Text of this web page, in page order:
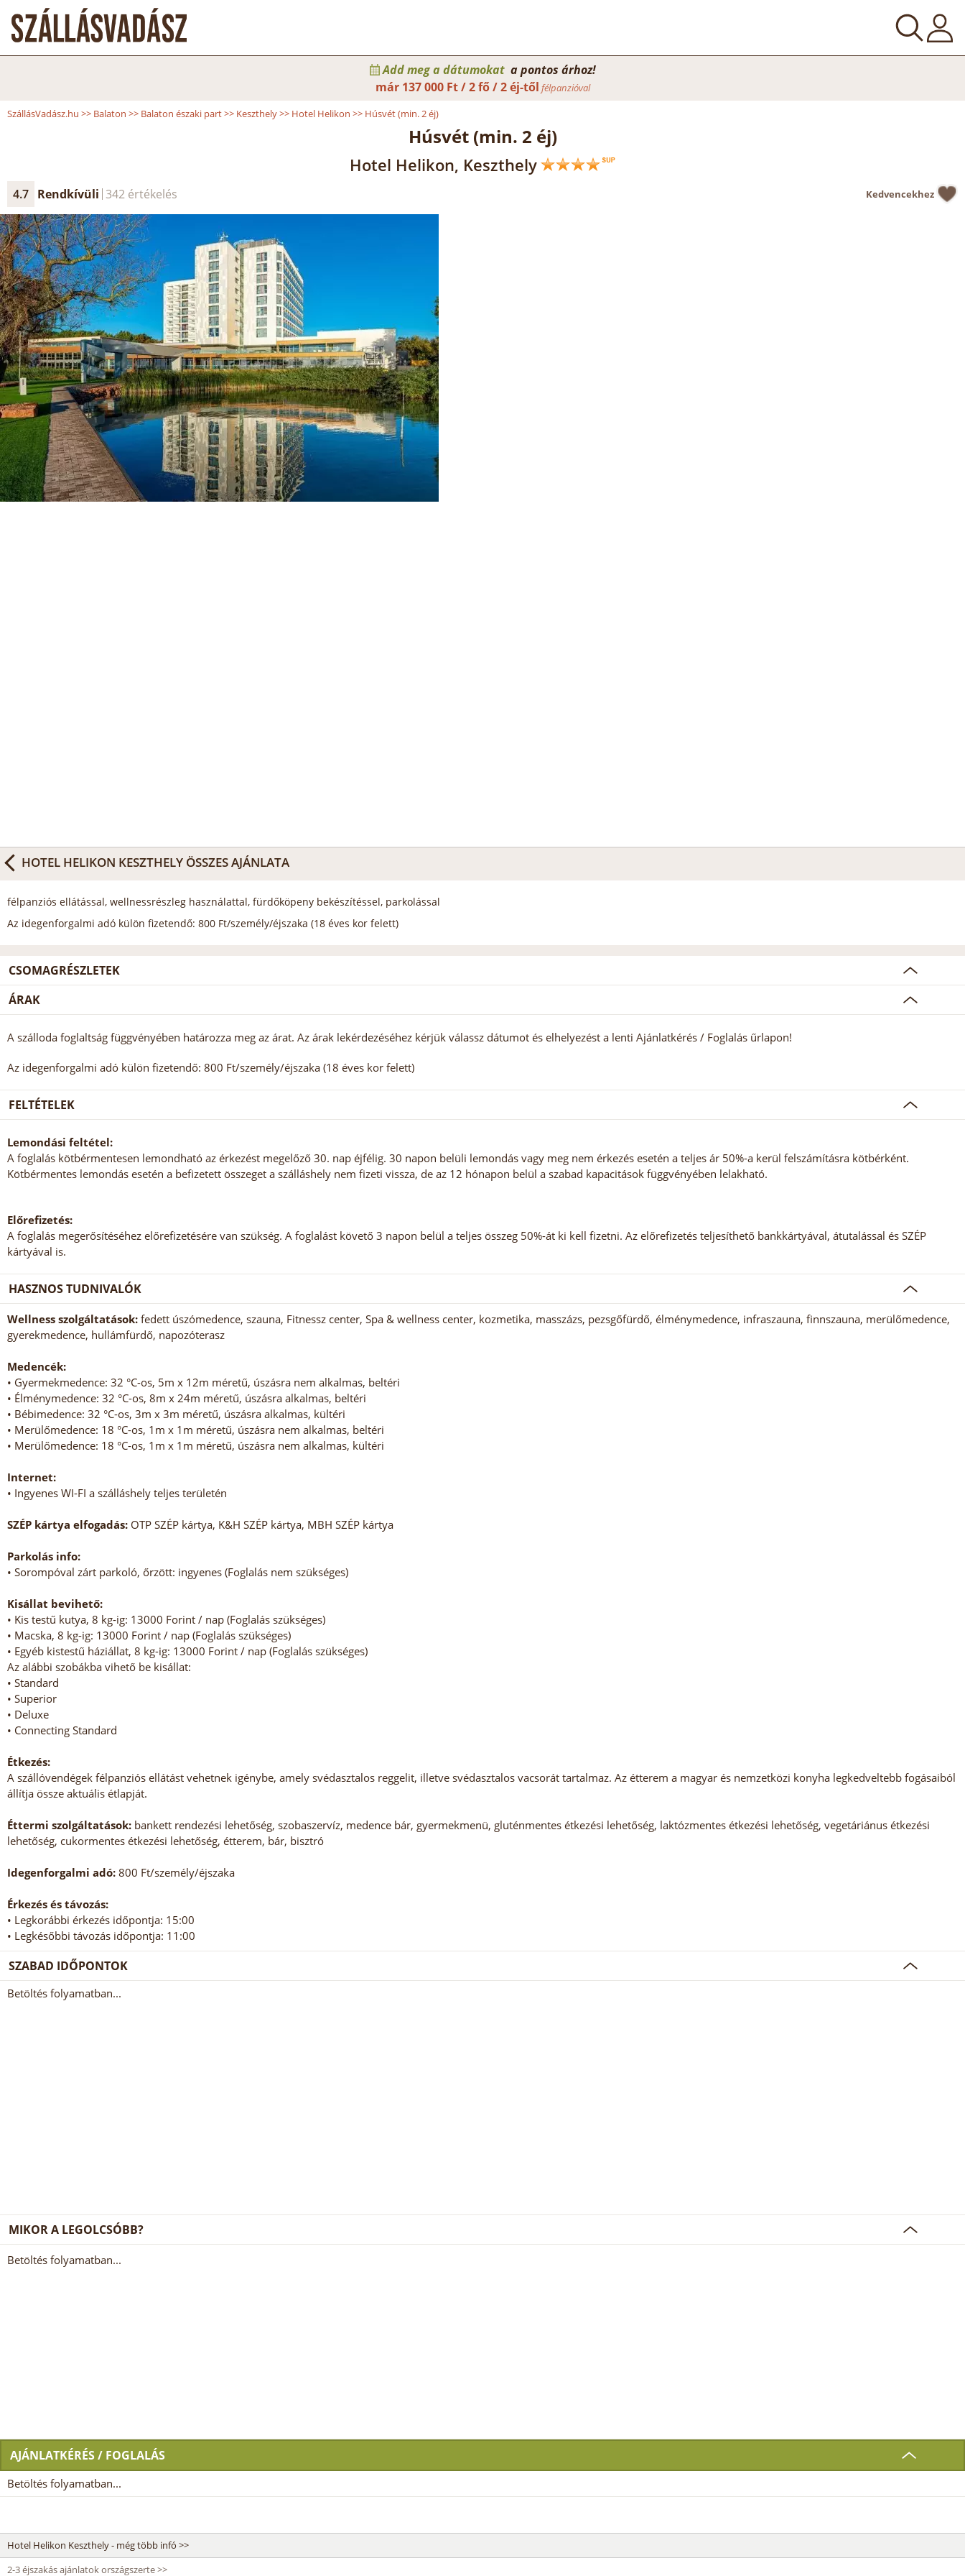
Add meg a dátumokat a pontos árhoz!
már 137 000 Ft / 2 fő / 2 éj-től félpanzióval
SzállásVadász.hu >> Balaton >> Balaton északi part>> Keszthely>> Hotel Helikon >> Húsvét (min. 2 éj)
Húsvét (min. 2 éj)
Hotel Helikon, Keszthely
4.7 Rendkívüli 342 értékelés Kedvencekhez
HOTEL HELIKON KESZTHELY ÖSSZES AJÁNLATA
félpanziós ellátással, wellnessrészleg használattal, fürdőköpeny bekészítéssel, parkolással
Az idegenforgalmi adó külön fizetendő: 800 Ft/személy/éjszaka (18 éves kor felett)
CSOMAGRÉSZLETEK
ÁRAK
A szálloda foglaltság függvényében határozza meg az árat. Az árak lekérdezéséhez kérjük válassz dátumot és elhelyezést a lenti Ajánlatkérés / Foglalás űrlapon!
Az idegenforgalmi adó külön fizetendő: 800 Ft/személy/éjszaka (18 éves kor felett)
FELTÉTELEK
Lemondási feltétel:
A foglalás kötbérmentesen lemondható az érkezést megelőző 30. nap éjfélig. 30 napon belüli lemondás vagy meg nem érkezés esetén a teljes ár 50%-a kerül felszámításra kötbérként.
Kötbérmentes lemondás esetén a befizetett összeget a szálláshely nem fizeti vissza, de az 12 hónapon belül a szabad kapacitások függvényében lelakható.
Előrefizetés:
A foglalás megerősítéséhez előrefizetésére van szükség. A foglalást követő 3 napon belül a teljes összeg 50%-át ki kell fizetni. Az előrefizetés teljesíthető bankkártyával, átutalással és SZÉP
kártyával is.
HASZNOS TUDNIVALÓK
Wellness szolgáltatások: fedett úszómedence, szauna, Fitnessz center, Spa & wellness center, kozmetika, masszázs, pezsgőfürdő, élménymedence, infraszauna, finnszauna, merülőmedence,
gyerekmedence, hullámfürdő, napozóterasz
Medencék:
• Gyermekmedence: 32 °C-os, 5m x 12m méretű, úszásra nem alkalmas, beltéri
• Élménymedence: 32 °C-os, 8m x 24m méretű, úszásra alkalmas, beltéri
• Bébimedence: 32 °C-os, 3m x 3m méretű, úszásra alkalmas, kültéri
• Merülőmedence: 18 °C-os, 1m x 1m méretű, úszásra nem alkalmas, beltéri
• Merülőmedence: 18 °C-os, 1m x 1m méretű, úszásra nem alkalmas, kültéri
Internet:
• Ingyenes WI-FI a szálláshely teljes területén
SZÉP kártya elfogadás: OTP SZÉP kártya, K&H SZÉP kártya, MBH SZÉP kártya
Parkolás info:
• Sorompóval zárt parkoló, őrzött: ingyenes (Foglalás nem szükséges)
Kisállat bevihető:
• Kis testű kutya, 8 kg-ig: 13000 Forint / nap (Foglalás szükséges)
• Macska, 8 kg-ig: 13000 Forint / nap (Foglalás szükséges)
• Egyéb kistestű háziállat, 8 kg-ig: 13000 Forint / nap (Foglalás szükséges)
Az alábbi szobákba vihető be kisállat:
• Standard
• Superior
• Deluxe
• Connecting Standard
Étkezés:
A szállóvendégek félpanziós ellátást vehetnek igénybe, amely svédasztalos reggelit, illetve svédasztalos vacsorát tartalmaz. Az étterem a magyar és nemzetközi konyha legkedveltebb fogásaiból
állítja össze aktuális étlapját.
Éttermi szolgáltatások: bankett rendezési lehetőség, szobaszervíz, medence bár, gyermekmenü, gluténmentes étkezési lehetőség, laktózmentes étkezési lehetőség, vegetáriánus étkezési
lehetőség, cukormentes étkezési lehetőség, étterem, bár, bisztró
Idegenforgalmi adó: 800 Ft/személy/éjszaka
Érkezés és távozás:
• Legkorábbi érkezés időpontja: 15:00
• Legkésőbbi távozás időpontja: 11:00
SZABAD IDŐPONTOK
Betöltés folyamatban...
MIKOR A LEGOLCSÓBB?
Betöltés folyamatban...
AJÁNLATKÉRÉS / FOGLALÁS
Betöltés folyamatban...
Hotel Helikon Keszthely - még több infó >>
2-3 éjszakás ajánlatok országszerte >>